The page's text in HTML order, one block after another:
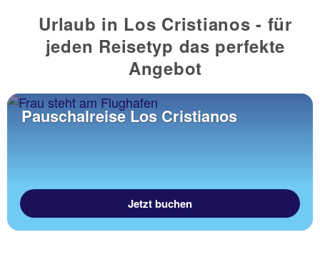
Urlaub in Los Cristianos - für
jeden Reisetyp das perfekte
Angebot
Pauschalreise Los Cristianos
Jetzt buchen